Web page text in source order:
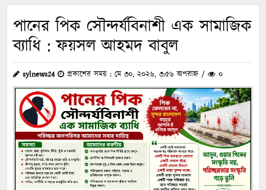
পানের পিক সৌন্দর্যবিনাশী এক সামাজিক
ব্যাধি : ফয়সল আহমদ বাবুল
sylnews24 প্রকাশের সময় : মে ৩০, ২০২৬, ৩:৫৬ অপরাহ্ন / ০